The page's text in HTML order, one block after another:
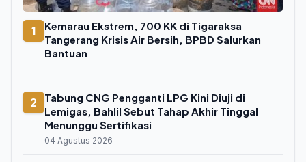
1
Kemarau Ekstrem, 700 KK di Tigaraksa
Tangerang Krisis Air Bersih, BPBD Salurkan
Bantuan
2
Tabung CNG Pengganti LPG Kini Diuji di
Lemigas, Bahlil Sebut Tahap Akhir Tinggal
Menunggu Sertifikasi
04 Agustus 2026